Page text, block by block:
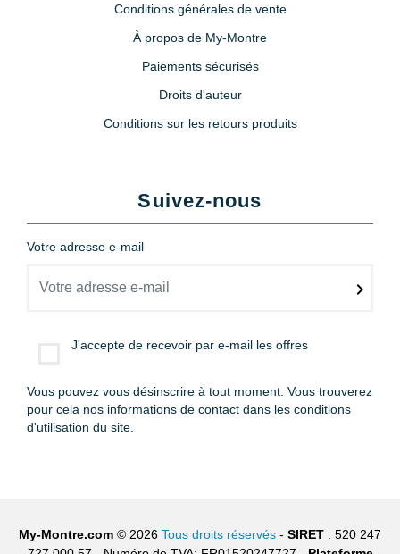
Conditions générales de vente
À propos de My-Montre
Paiements sécurisés
Droits d'auteur
Conditions sur les retours produits
Suivez-nous
Votre adresse e-mail
J'accepte de recevoir par e-mail les offres
Vous pouvez vous désinscrire à tout moment. Vous trouverez
pour cela nos informations de contact dans les conditions
d'utilisation du site.
My-Montre.com © 2026 Tous droits réservés - SIRET : 520 247